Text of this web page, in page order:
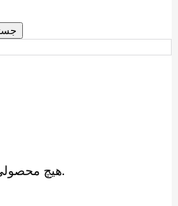
هیچ محصولی در سبد خرید نیست.